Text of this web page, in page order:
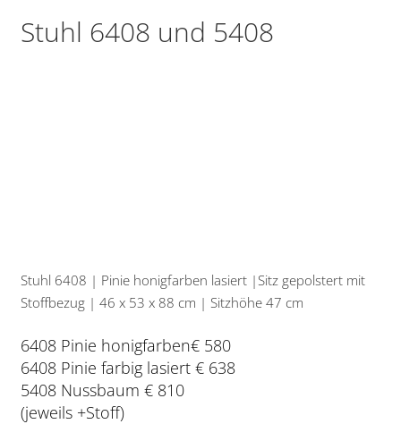
Stuhl 6408 und 5408
Stuhl 6408 | Pinie honigfarben lasiert |Sitz gepolstert mit
Stoffbezug | 46 x 53 x 88 cm | Sitzhöhe 47 cm
6408 Pinie honigfarben€ 580
6408 Pinie farbig lasiert € 638
5408 Nussbaum € 810
(jeweils +Stoff)